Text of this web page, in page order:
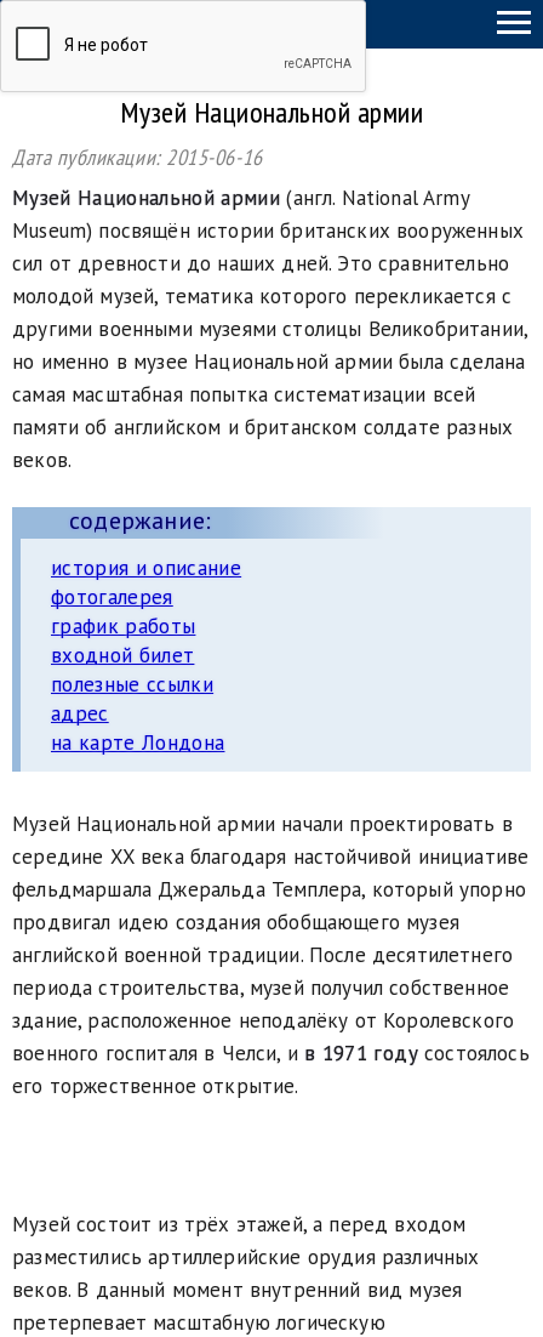
ТыСамСебеГид
Музей Национальной армии
Дата публикации: 2015-06-16
Музей Национальной армии (англ. National Army
Museum) посвящён истории британских вооруженных
сил от древности до наших дней. Это сравнительно
молодой музей, тематика которого перекликается с
другими военными музеями столицы Великобритании,
но именно в музее Национальной армии была сделана
самая масштабная попытка систематизации всей
памяти об английском и британском солдате разных
веков.
содержание:
история и описание
фотогалерея
график работы
входной билет
полезные ссылки
адрес
на карте Лондона
Музей Национальной армии начали проектировать в
середине XX века благодаря настойчивой инициативе
фельдмаршала Джеральда Темплера, который упорно
продвигал идею создания обобщающего музея
английской военной традиции. После десятилетнего
периода строительства, музей получил собственное
здание, расположенное неподалёку от Королевского
военного госпиталя в Челси, и в 1971 годусостоялось
его торжественное открытие.
Музей состоит из трёх этажей, а перед входом
разместились артиллерийские орудия различных
веков. В данный момент внутренний вид музея
претерпевает масштабную логическую